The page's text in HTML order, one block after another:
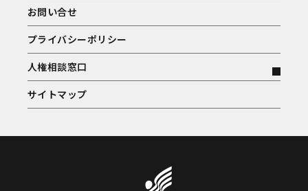
お問い合せ
プライバシーポリシー
人権相談窓口
サイトマップ